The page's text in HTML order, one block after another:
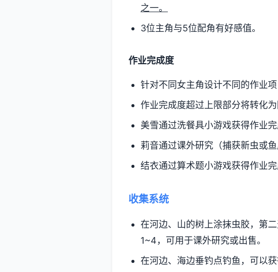
之一。
3位主角与5位配角有好感值。
作业完成度
针对不同女主角设计不同的作业项
作业完成度超过上限部分将转化为
美雪通过洗餐具小游戏获得作业完
莉音通过课外研究（捕获新虫或
结衣通过算术题小游戏获得作业完
收集系统
在河边、山的树上涂抹虫胶，第
1~4，可用于课外研究或出售。
在河边、海边垂钓点钓鱼，可以